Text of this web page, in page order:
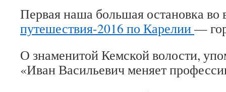
Первая наша большая остановка во
путешествия-2016 по Карелии—
О знаменитой Кемской волости,
«Иван Васильевич меняет